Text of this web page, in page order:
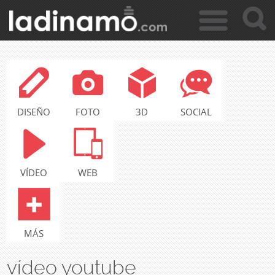
Jump to navigation
c
a
r
DISEÑO FOTO 3D SOCIAL
VÍDEO WEB
MÁS
vídeo youtube